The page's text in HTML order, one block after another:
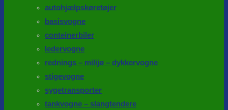
autohjælpskøretøjer
basisvogne
conteinerbiler
ledervogne
rednings – milijø – dykkervogne
stigevogne
sygetransporter
tankvogne – slangtendere